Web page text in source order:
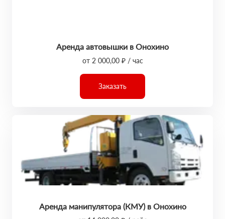
Аренда автовышки в Онохино
от 2 000,00 ₽ / час
Заказать
Аренда манипулятора (КМУ) в Онохино